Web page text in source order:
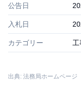
公告日
入札日
カテゴリー
出典: 法務局ホームページ